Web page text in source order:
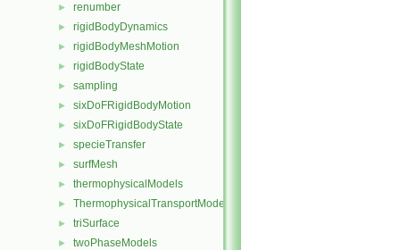
► renumber
► rigidBodyDynamics
► rigidBodyMeshMotion
► rigidBodyState
► sampling
► sixDoFRigidBodyMotion
► sixDoFRigidBodyState
► specieTransfer
► surfMesh
► thermophysicalModels
► ThermophysicalTransportModels
► triSurface
► twoPhaseModels